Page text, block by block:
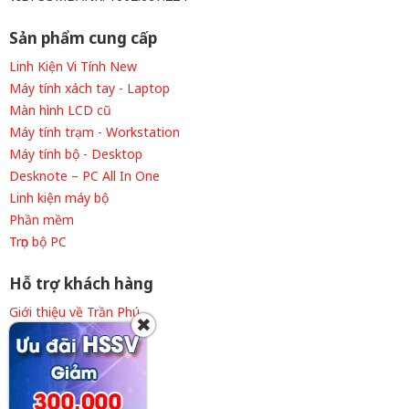
Sản phẩm cung cấp
Linh Kiện Vi Tính New
Máy tính xách tay - Laptop
Màn hình LCD cũ
Máy tính trạm - Workstation
Máy tính bộ - Desktop
Desknote – PC All In One
Linh kiện máy bộ
Phần mềm
Trọn bộ PC
Hỗ trợ khách hàng
Giới thiệu về Trần Phú
Thông tin tuyển dụng
Liên hệ cửa hàng
Chính sách thanh toán
Chính sách giao hàng
✖